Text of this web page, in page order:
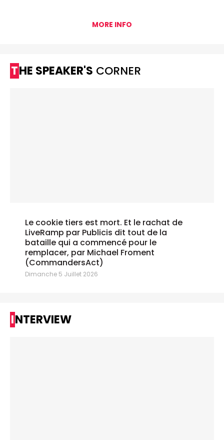
MORE INFO
THE SPEAKER'S CORNER
Le cookie tiers est mort. Et le rachat de
LiveRamp par Publicis dit tout de la
bataille qui a commencé pour le
remplacer, par Michael Froment
(CommandersAct)
Dimanche 5 Juillet 2026
INTERVIEW